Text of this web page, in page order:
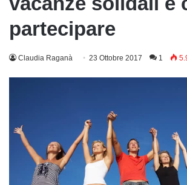
partecipare
Claudia Raganà 23 Ottobre 2017 1